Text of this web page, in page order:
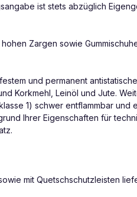
ist stets abzüglich
Zargen sowie
und permanent
Korkmehl, Leinöl und Jute.
1) schwer entflammbar
Ihrer Eigenschaften für
mit Quetschschutzleisten